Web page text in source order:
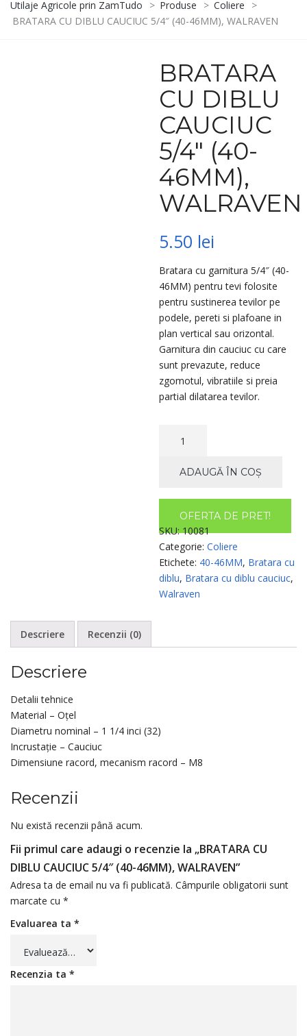
Utilaje Agricole prin ZamTudo > Produse > Coliere
>
BRATARA CU DIBLU CAUCIUC 5/4″ (40-46MM), WALRAVEN
BRATARA
CU DIBLU
CAUCIUC
5/4″ (40-
46MM),
WALRAVEN
5.50 lei
Bratara cu garnitura 5/4″ (40-
46MM) pentru tevi folosite
pentru sustinerea tevilor pe
podele, pereti si plafoane in
plan vertical sau orizontal.
Garnitura din cauciuc cu care
sunt prevazute, reduce
zgomotul, vibratiile si preia
partial dilatarea tevilor.
BRATARA
DIBLU
(40-
46MM),
WALRAVEN
ADAUGĂ ÎN COȘ
OFERTA DE PRET!
SKU:10081
Categorie:Coliere
Etichete: 40-46MM, Bratara cu
diblu, Bratara cu diblu cauciuc,
Walraven
Descriere Recenzii (0)
Descriere
Detalii tehnice
Material – Oțel
Diametru nominal – 1 1/4 inci (32)
Incrustație – Cauciuc
Dimensiune racord, mecanism racord – M8
Recenzii
Nu există recenzii până acum.
Fii primul care adaugi o recenzie la „BRATARA CU
DIBLU CAUCIUC 5/4″ (40-46MM), WALRAVEN”
Adresa ta de email nu va fi publicată. Câmpurile obligatorii sunt
marcate cu *
Evaluarea ta *
Recenzia ta *